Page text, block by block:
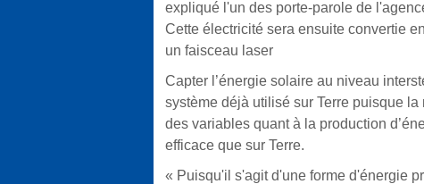
expliqué l'un des porte-parole de
Cette électricité sera ensuite convertie
un faisceau laser
Capter l’énergie solaire au niveau
système déjà utilisé sur Terre puisque
des variables quant à la production
efficace que sur Terre.
« Puisqu'il s'agit d'une forme d'énergie